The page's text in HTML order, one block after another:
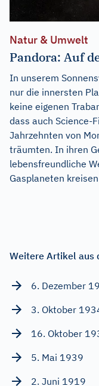
Natur & Umwelt
Pandora: Auf
In unserem
nur die innersten
keine eigenen
dass auch Science-
Jahrzehnten von
träumten. In ihren
lebensfreundliche
Gasplaneten
Weitere Artikel aus
6. Dezember
3. Oktober
16. Oktober
5. Mai 1939
2. Juni 1919